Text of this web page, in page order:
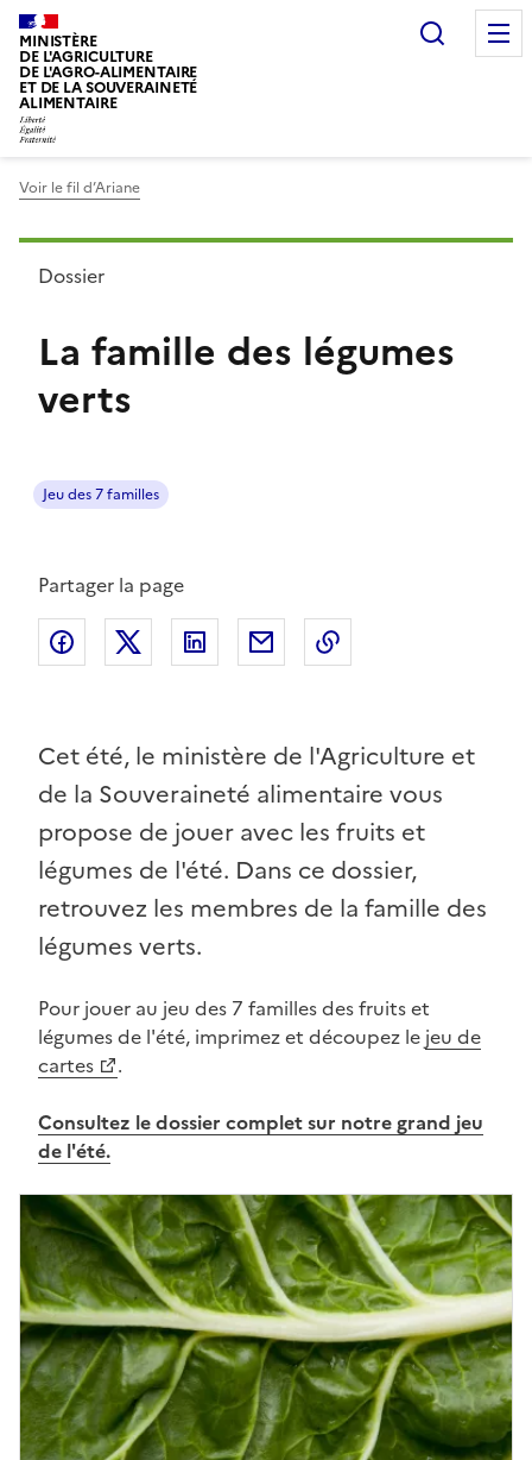
MINISTÈRE
DE L'AGRICULTURE
DE L'AGRO-ALIMENTAIRE
ET DE LA SOUVERAINETÉ
ALIMENTAIRE
Voir le fil d’Ariane
Dossier
La famille des légumes
verts
Jeu des 7 familles
Partager la page
Partager sur Facebook
Partager sur Twitter
Partager sur LinkedIn
Partager par email
Cet été, le ministère de l'Agriculture et
de la Souveraineté alimentaire vous
propose de jouer avec les fruits et
légumes de l'été. Dans ce dossier,
retrouvez les membres de la famille des
légumes verts.
Pour jouer au jeu des 7 familles des fruits et
légumes de l'été, imprimez et découpez le jeu de
cartes
.
Consultez le dossier complet sur notre grand jeu
de l'été.